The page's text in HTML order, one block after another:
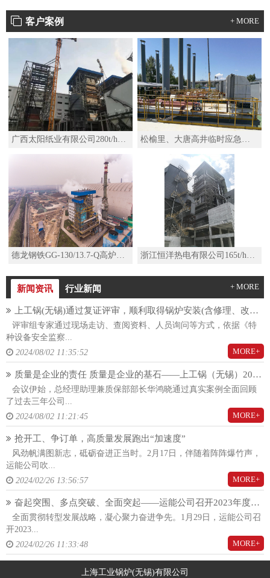
客户案例 + MORE
广西太阳纸业有限公司280t/h高温高压锅炉 松榆里、大唐高井临时应急热源项目移动热源机组SZS29-2.5/110/50-Q水管D型燃气锅炉
德龙钢铁GG-130/13.7-Q高炉煤气锅炉 浙江恒洋热电有限公司165t/h高温高压锅炉及其配套系统改造项目
新闻资讯 行业新闻 + MORE
上工锅(无锡)通过复证评审，顺利取得锅炉安装(含修理、改造)(A)许可证！
评审组专家通过现场走访、查阅资料、人员询问等方式，依据《特
种设备安全监察...
2024/08/02 11:35:52
MORE+
质量是企业的责任 质量是企业的基石——上工锅（无锡）2024年度质量大会隆重召开
会议伊始，总经理助理兼质保部部长华鸿晓通过真实案例全面回顾
了过去三年公司...
2024/08/02 11:21:45
MORE+
抢开工、争订单，高质量发展跑出“加速度”
风劲帆满图新志，砥砺奋进正当时。2月17日，伴随着阵阵爆竹声，
运能公司吹...
2024/02/26 13:56:57
MORE+
奋起突围、多点突破、全面突起——运能公司召开2023年度总结暨2024年度工作动员大会
全面贯彻转型发展战略，凝心聚力奋进争先。1月29日，运能公司召
开2023...
2024/02/26 11:33:48
MORE+
上海工业锅炉(无锡)有限公司